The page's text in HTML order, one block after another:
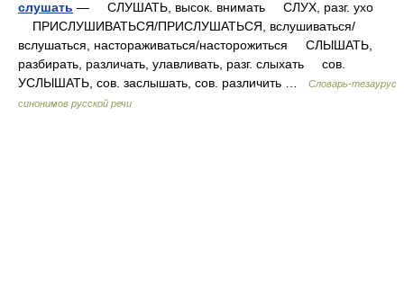
слушать — СЛУШАТЬ, высок. внимать СЛУХ, разг. ухо
ПРИСЛУШИВАТЬСЯ/ПРИСЛУШАТЬСЯ, вслушиваться/
вслушаться, настораживаться/насторожиться СЛЫШАТЬ,
разбирать, различать, улавливать, разг. слыхать сов.
УСЛЫШАТЬ, сов. заслышать, сов. различить …
Словарь-тезаурус
синонимов русской речи